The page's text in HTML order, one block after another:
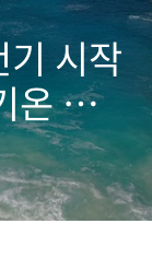
시작
온 강